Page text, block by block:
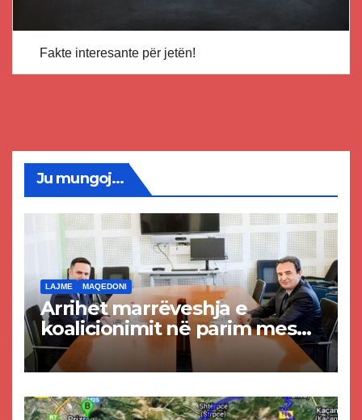
Fakte interesante për jetën!
Ju mungoj...
LAJME MAQEDONI
Arrihet marrëveshja e
koalicionimit në parim mes
Kurtit dhe Abdixhikut